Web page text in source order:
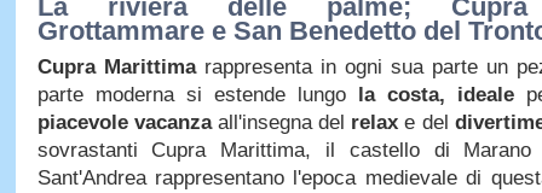
La riviera delle palme; Cupra
Grottammare e San Benedetto del
Cupra Marittima rappresenta in ogni sua parte un
parte moderna si estende lungola costa, ideale
piacevole vacanza all'insegna del relaxe del
sovrastanti Cupra Marittima, il castello di
Sant'Andrea rappresentano l'epoca medievale di